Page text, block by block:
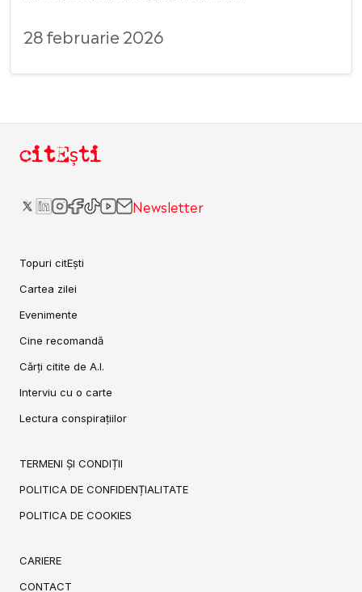
28 februarie 2026
citEști
Newsletter
Topuri citEști
Cartea zilei
Evenimente
Cine recomandă
Cărți citite de A.I.
Interviu cu o carte
Lectura conspirațiilor
TERMENI ȘI CONDIȚII
POLITICA DE CONFIDENȚIALITATE
POLITICA DE COOKIES
CARIERE
CONTACT